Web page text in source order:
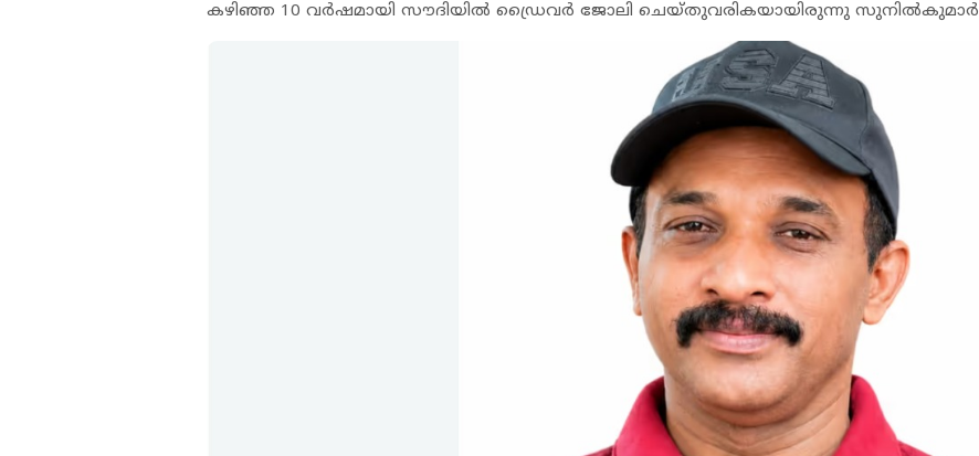
കഴിഞ്ഞ 10 വർഷമായി സൗദിയിൽ ഡ്രൈവർ ജോലി ചെയ്തുവരികയായിരുന്നു സുനിൽകുമാർ